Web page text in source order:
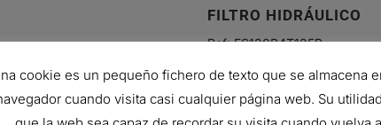
FILTRO HIDRÁULICO
Ref: FS120B4T125B
16,91 €
Hay existencias
cookie es un pequeño fichero de texto que se almacena
cuando visita casi cualquier página web. Su